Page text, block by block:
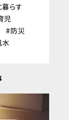
暮らす
児
防災
水